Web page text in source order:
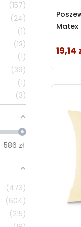
157
24
1
13
1
39
1
3
586 zł
473
604
215
Matex
Cena
19,14